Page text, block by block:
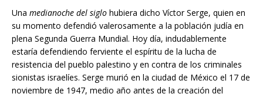
Una medianoche del siglo hubiera dicho Víctor Serge, quien en
su momento defendió valerosamente a la población judía en
plena Segunda Guerra Mundial. Hoy día, indudablemente
estaría defendiendo ferviente el espíritu de la lucha de
resistencia del pueblo palestino y en contra de los criminales
sionistas israelíes. Serge murió en la ciudad de México el 17 de
noviembre de 1947, medio año antes de la creación del